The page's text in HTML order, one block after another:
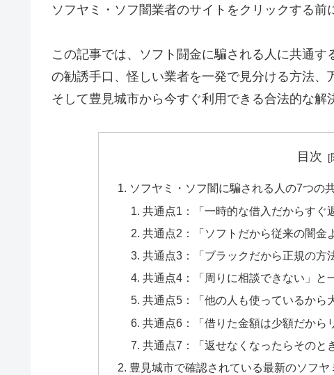
ソフヤミ・ソフ闇業者のサイトをクリックする前
この記事では、ソフト闘金に騙される人に共通
の勧誘手口、怪しい業者を一発で見分ける方法、
そして豊見城市から今すぐ利用できる合法的な解
目次
ソフヤミ・ソフ闇に騙される人の7つの
共通点1：「一時的な借入だからすぐ
共通点2：「ソフトだから従来の闇金
共通点3：「ブラックだから正規の方
共通点4：「周りに相談できない」と
共通点5：「他の人も使っているから
共通点6：「借りた金額は少額だから
共通点7：「返せなくなったらそのと
豊見城市で確認されている最新のソフヤ